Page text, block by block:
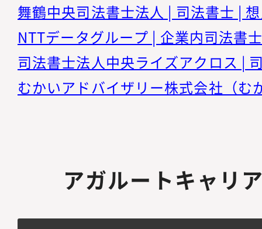
舞鶴中央司法書士法人 | 司法書士 |
アガルートキャリ